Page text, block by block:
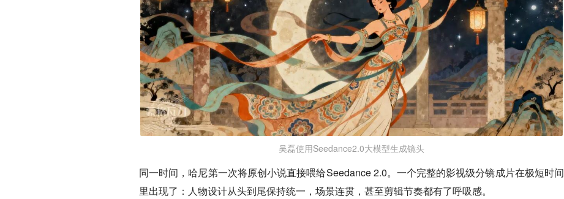
吴磊使用Seedance2.0大模型生成镜头
同一时间，哈尼第一次将原创小说直接喂给Seedance 2.0。一个完整的影视级分镜成片在极短时间
里出现了：人物设计从头到尾保持统一，场景连贯，甚至剪辑节奏都有了呼吸感。